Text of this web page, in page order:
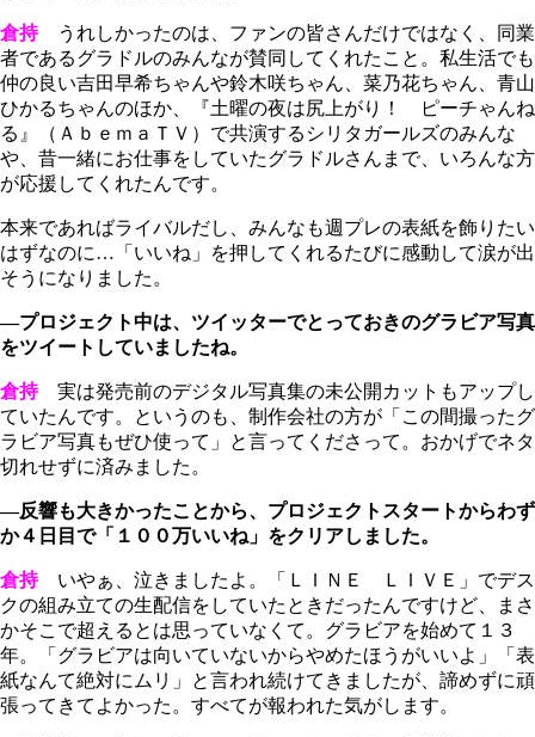
倉持うれしかったのは、ファンの皆さんだけではなく、同業
者であるグラドルのみんなが賛同してくれたこと。私生活でも
仲の良い吉田早希ちゃんや鈴木咲ちゃん、菜乃花ちゃん、青山
ひかるちゃんのほか、『土曜の夜は尻上がり！ ピーチゃんね
る』（ＡｂｅｍａＴＶ）で共演するシリタガールズのみんな
や、昔一緒にお仕事をしていたグラドルさんまで、いろんな方
が応援してくれたんです。
本来であればライバルだし、みんなも週プレの表紙を飾りたい
はずなのに…「いいね」を押してくれるたびに感動して涙が出
そうになりました。
―プロジェクト中は、ツイッターでとっておきのグラビア写真
をツイートしていましたね。
倉持実は発売前のデジタル写真集の未公開カットもアップし
ていたんです。というのも、制作会社の方が「この間撮ったグ
ラビア写真もぜひ使って」と言ってくださって。おかげでネタ
切れせずに済みました。
―反響も大きかったことから、プロジェクトスタートからわず
か４日目で「１００万いいね」をクリアしました。
倉持いやぁ、泣きましたよ。「ＬＩＮＥ ＬＩＶＥ」でデス
クの組み立ての生配信をしていたときだったんですけど、まさ
かそこで超えるとは思っていなくて。グラビアを始めて１３
年。「グラビアは向いていないからやめたほうがいいよ」「表
紙なんて絶対にムリ」と言われ続けてきましたが、諦めずに頑
張ってきてよかった。すべてが報われた気がします。